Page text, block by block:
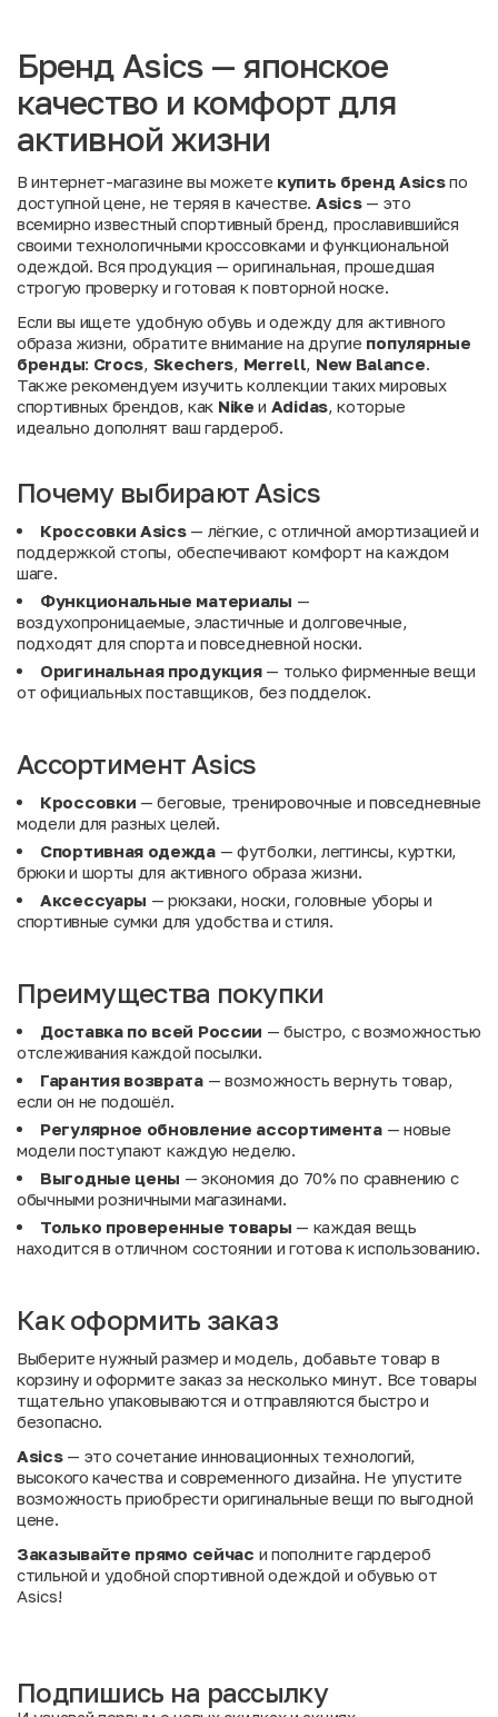
Бренд Asics — японское
качество и комфорт для
активной жизни
В интернет-магазине вы можете купить бренд Asicsпо
доступной цене, не теряя в качестве. Asics— это
всемирно известный спортивный бренд, прославившийся
своими технологичными кроссовками и функциональной
одеждой. Вся продукция — оригинальная, прошедшая
строгую проверку и готовая к повторной носке.
Если вы ищете удобную обувь и одежду для активного
образа жизни, обратите внимание на другие популярные
бренды: Crocs, Skechers, Merrell, New Balance.
Также рекомендуем изучить коллекции таких мировых
спортивных брендов, как Nike и Adidas, которые
идеально дополнят ваш гардероб.
Почему выбирают Asics
Кроссовки Asics— лёгкие, с отличной амортизацией и
поддержкой стопы, обеспечивают комфорт на каждом
шаге.
Функциональные материалы —
воздухопроницаемые, эластичные и долговечные,
подходят для спорта и повседневной носки.
Оригинальная продукция— только фирменные вещи
от официальных поставщиков, без подделок.
Ассортимент Asics
Кроссовки — беговые, тренировочные и повседневные
модели для разных целей.
Спортивная одежда— футболки, леггинсы, куртки,
брюки и шорты для активного образа жизни.
Аксессуары — рюкзаки, носки, головные уборы и
спортивные сумки для удобства и стиля.
Преимущества покупки
Доставка по всей России — быстро, с возможностью
отслеживания каждой посылки.
Гарантия возврата— возможность вернуть товар,
если он не подошёл.
Регулярное обновление ассортимента— новые
модели поступают каждую неделю.
Выгодные цены — экономия до 70% по сравнению с
обычными розничными магазинами.
Только проверенные товары — каждая вещь
находится в отличном состоянии и готова к использованию.
Как оформить заказ
Выберите нужный размер и модель, добавьте товар в
корзину и оформите заказ за несколько минут. Все товары
тщательно упаковываются и отправляются быстро и
безопасно.
Asics— это сочетание инновационных технологий,
высокого качества и современного дизайна. Не упустите
возможность приобрести оригинальные вещи по выгодной
цене.
Заказывайте прямо сейчас и пополните гардероб
стильной и удобной спортивной одеждой и обувью от
Asics!
Подпишись на рассылку